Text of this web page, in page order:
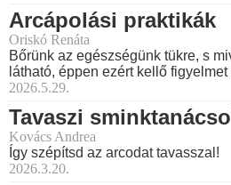
Arcápolási praktikák
Oriskó Renáta
Bőrünk az egészségünk tükre, s
látható, éppen ezért kellő
2026.5.29.
Tavaszi
Kovács Andrea
Így szépítsd az arcodat tavasszal!
2026.3.20.